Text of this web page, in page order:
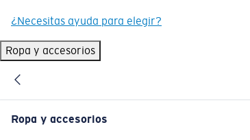
¿Necesitas ayuda para elegir?
Ropa y accesorios
Ropa y accesorios